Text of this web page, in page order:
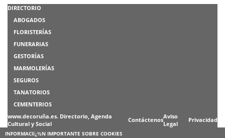
DIRECTORIO
ABOGADOS
FLORISTERÍAS
FUNERARIAS
GESTORÍAS
MARMOLERÍAS
SEGUROS
TANATORIOS
CEMENTERIOS
www.decoruña.es. Directorio, Agenda
Cultural y Social
ContáctenosAviso
Legal
Privacidad
INFORMACIï¿½N IMPORTANTE SOBRE COOKIES